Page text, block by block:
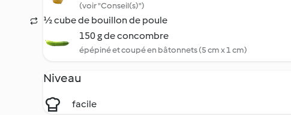
(voir "Conseil(s)")
½ cube de bouillon de poule
150 g de concombre
épépiné et coupé en bâtonnets (5 cm x 1 cm)
Niveau
facile